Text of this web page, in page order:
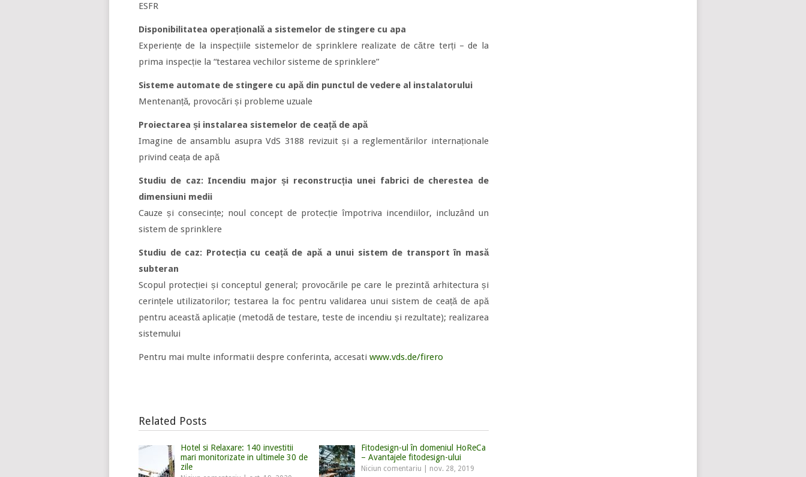
ESFR
Disponibilitatea operațională a sistemelor de stingere cu apa
Experiențe de la inspecțiile sistemelor de sprinklere realizate de către terți – de la
prima inspecție la “testarea vechilor sisteme de sprinklere”
Sisteme automate de stingere cu apă din punctul de vedere al instalatorului
Mentenanță, provocări și probleme uzuale
Proiectarea și instalarea sistemelor de ceață de apă
Imagine de ansamblu asupra VdS 3188 revizuit și a reglementărilor internaționale
privind ceața de apă
Studiu de caz: Incendiu major și reconstrucția unei fabrici de cherestea de
dimensiuni medii
Cauze și consecințe; noul concept de protecție împotriva incendiilor, incluzând un
sistem de sprinklere
Studiu de caz: Protecția cu ceață de apă a unui sistem de transport în masă
subteran
Scopul protecției și conceptul general; provocările pe care le prezintă arhitectura și
cerințele utilizatorilor; testarea la foc pentru validarea unui sistem de ceață de apă
pentru această aplicație (metodă de testare, teste de incendiu și rezultate); realizarea
sistemului
Pentru mai multe informatii despre conferinta, accesati www.vds.de/firero
Related Posts
Hotel si Relaxare: 140 investitii
mari monitorizate in ultimele 30 de
zile
Fitodesign-ul în domeniul HoReCa
– Avantajele fitodesign-ului
Niciun comentariu nov. 28, 2019